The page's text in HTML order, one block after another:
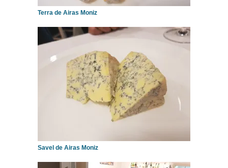
Terra de Airas Moniz
Savel de Airas Moniz